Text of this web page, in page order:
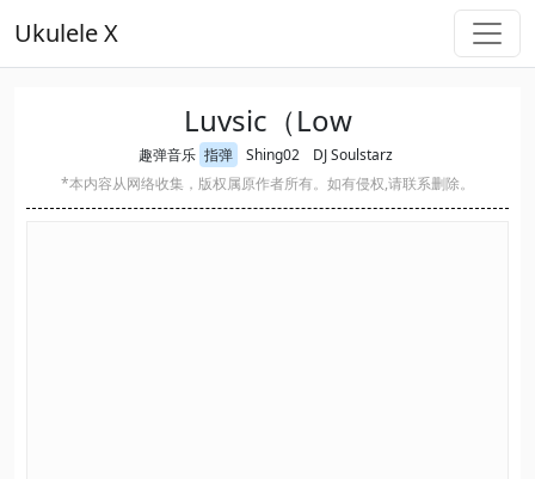
Ukulele X
Luvsic（Low
趣弹音乐 指弹 Shing02
DJ Soulstarz
*本内容从网络收集，版权属原作者所有。如有侵权,请联系删除。